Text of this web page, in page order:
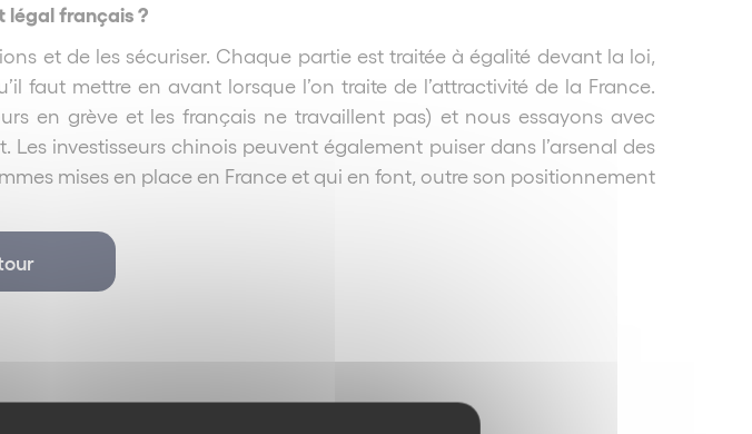
légal français ?
et de les sécuriser. Chaque partie est traitée à égalité devant la loi,
faut mettre en avant lorsque l’on traite de l’attractivité de la France.
en grève et les français ne travaillent pas) et nous essayons avec
investisseurs chinois peuvent également puiser dans l’arsenal des
mises en place en France et qui en font, outre son positionnement